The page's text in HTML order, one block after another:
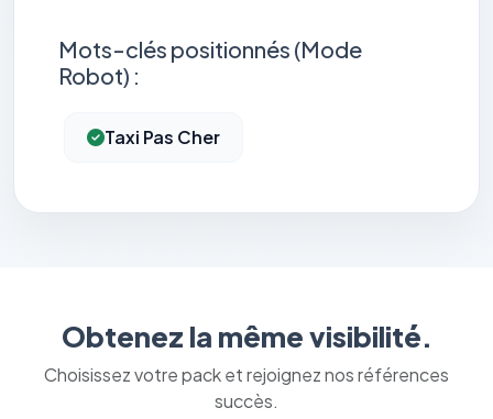
Mots-clés positionnés (Mode
Robot) :
Taxi Pas Cher
Obtenez la même visibilité.
Choisissez votre pack et rejoignez nos références
succès.